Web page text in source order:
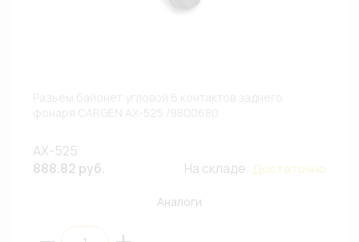
AX-525
888.82 руб.
На складе: Достаточно
Аналоги